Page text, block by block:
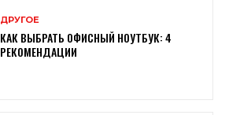
ДРУГОЕ
КАК ВЫБРАТЬ ОФИСНЫЙ НОУТБУК: 4
РЕКОМЕНДАЦИИ